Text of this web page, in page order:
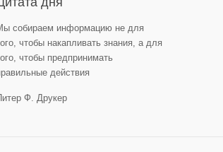
собираем информацию не для
чтобы накапливать знания, а для
чтобы предпринимать
действия
Ф. Друкер